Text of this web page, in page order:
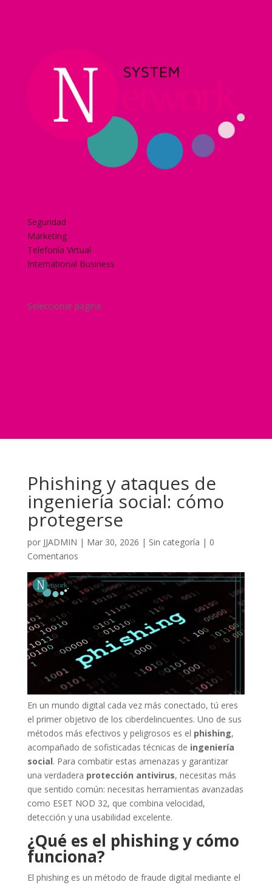
Seguridad
Marketing
Telefonía Virtual
International Business
Seleccionar página
Phishing y ataques de
ingeniería social: cómo
protegerse
por JJADMIN | Mar 30, 2026 | Sin categoría | 0
Comentarios
En un mundo digital cada vez más conectado, tú eres
el primer objetivo de los ciberdelincuentes. Uno de sus
métodos más efectivos y peligrosos es el phishing,
acompañado de sofisticadas técnicas de ingeniería
social. Para combatir estas amenazas y garantizar
una verdadera protección antivirus, necesitas más
que sentido común: necesitas herramientas avanzadas
como ESET NOD 32, que combina velocidad,
detección y una usabilidad excelente.
¿Qué es el phishing y cómo
funciona?
El phishing es un método de fraude digital mediante el